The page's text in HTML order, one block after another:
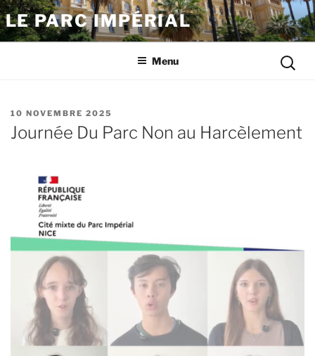
Aller
au
contenu
LE PARC IMPÉRIAL
Menu
pour
PUBLIÉ
LE
10 NOVEMBRE 2025
Journée Du Parc Non au Harcèlement